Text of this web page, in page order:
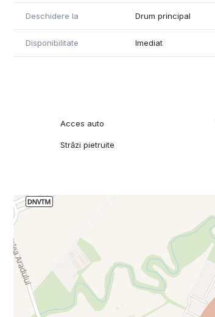
Deschidere la Drum principal
Disponibilitate Imediat
Acces auto
Străzi pietruite